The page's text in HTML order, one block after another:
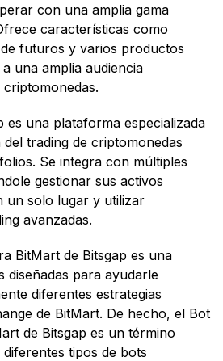
con una amplia gama
características como
futuros y varios productos
una amplia audiencia
criptomonedas.
es una plataforma especializada
trading de criptomonedas
Se integra con múltiples
gestionar sus activos
un solo lugar y utilizar
avanzadas.
BitMart de Bitsgap es una
diseñadas para ayudarle
diferentes estrategias
de BitMart. De hecho, el Bot
de Bitsgap es un término
tipos de bots